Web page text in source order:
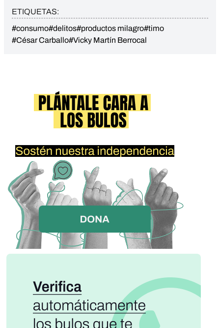
ETIQUETAS:
#consumo#delitos#productos milagro#timo
#César Carballo#Vicky Martín Berrocal